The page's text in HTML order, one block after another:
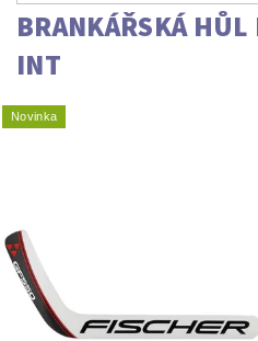
BRANKÁŘSKÁ
INT
Novinka